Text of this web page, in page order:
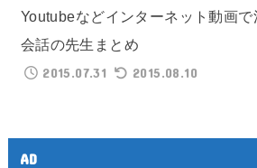
Youtubeなどインターネット動画
会話の先生まとめ
2015.07.31
2015.08.10
AD